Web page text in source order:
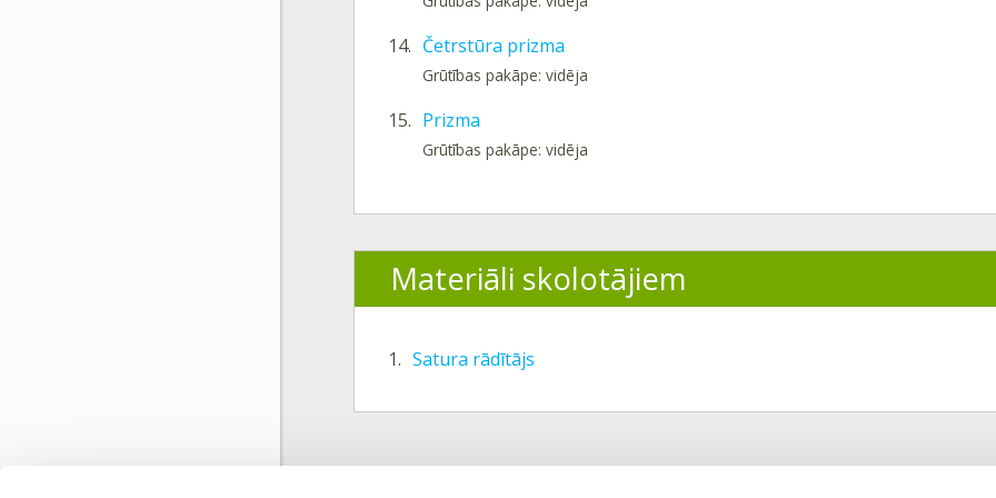
14. Četrstūra prizma
Grūtības pakāpe: vidēja
15. Prizma
Grūtības pakāpe: vidēja
Materiāli skolotājiem
1. Satura rādītājs